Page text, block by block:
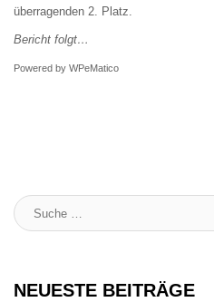
überragenden 2. Platz.
Bericht folgt…
Powered by WPeMatico
Suche
:
NEUESTE BEITRÄGE